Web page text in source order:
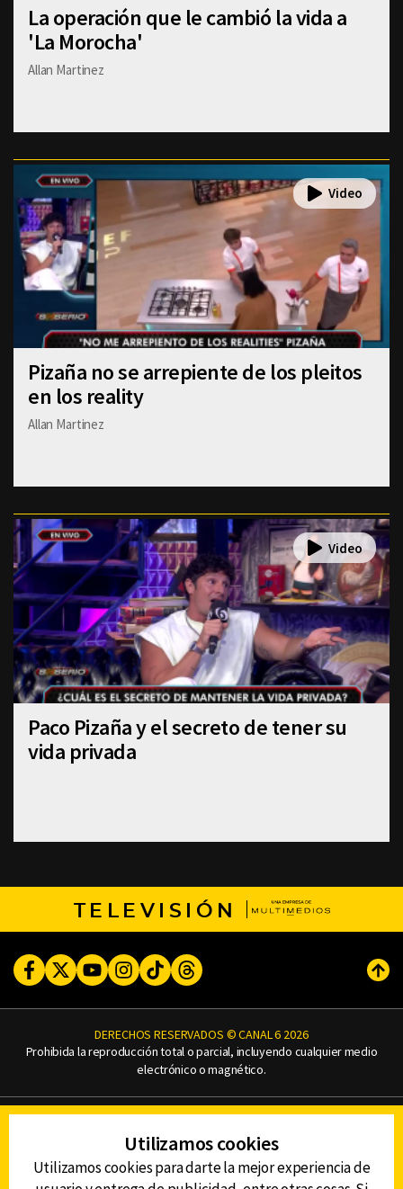
La operación que le cambió la vida a
'La Morocha'
Allan Martinez
Pizaña no se arrepiente de los pleitos
en los reality
Allan Martinez
Paco Pizaña y el secreto de tener su
vida privada
TELEVISIÓN
FacebookTwitterYoutubeInstagram
TikTokThreads
DERECHOS RESERVADOS © CANAL 6 2026
Prohibida la reproducción total o parcial, incluyendo cualquier medio
electrónico o magnético.
AVISO DE PRIVACIDAD
AVISO LEGAL
DEFENSORÍA DE LAS AUDIENCIAS
Utilizamos cookies
Utilizamos cookies para darte la mejor experiencia de